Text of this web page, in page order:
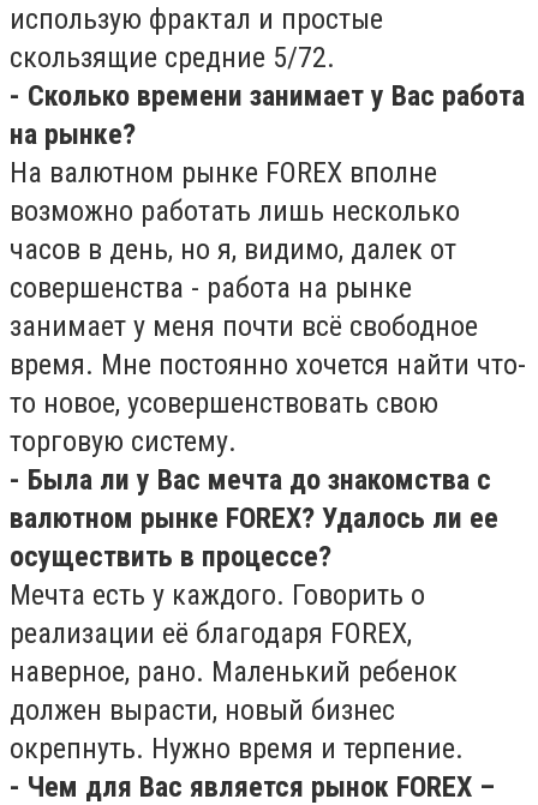
использую фрактал и простые
скользящие средние 5/72.
- Сколько времени занимает у Вас работа
на рынке?
На валютном рынке FOREX вполне
возможно работать лишь несколько
часов в день, но я, видимо, далек от
совершенства - работа на рынке
занимает у меня почти всё свободное
время. Мне постоянно хочется найти что-
то новое, усовершенствовать свою
торговую систему.
- Была ли у Вас мечта до знакомства с
валютном рынке FOREX? Удалось ли ее
осуществить в процессе?
Мечта есть у каждого. Говорить о
реализации её благодаря FOREX,
наверное, рано. Маленький ребенок
должен вырасти, новый бизнес
окрепнуть. Нужно время и терпение.
- Чем для Вас является рынок FOREX –